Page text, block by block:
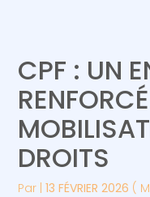
Gérer votre quotidien
Piloter votre entreprise
Développer votre
Suivre votre
Gérer vos
CPF : UN
DROITS
Par |13 FÉVRIER 2026 (